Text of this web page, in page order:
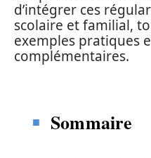
d’intégrer ces
scolaire et familial,
exemples pratiques
complémentaires.
Sommaire